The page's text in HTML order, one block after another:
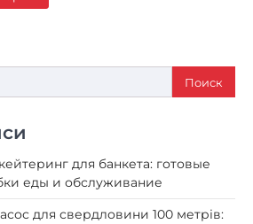
для банкета: готовые
еды и обслуживание
для свердловини 100 метрів: